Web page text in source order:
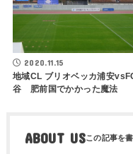
2020.11.15
地域CL ブリオベッカ浦安
谷 肥前国でかかった魔法
ABOUT US